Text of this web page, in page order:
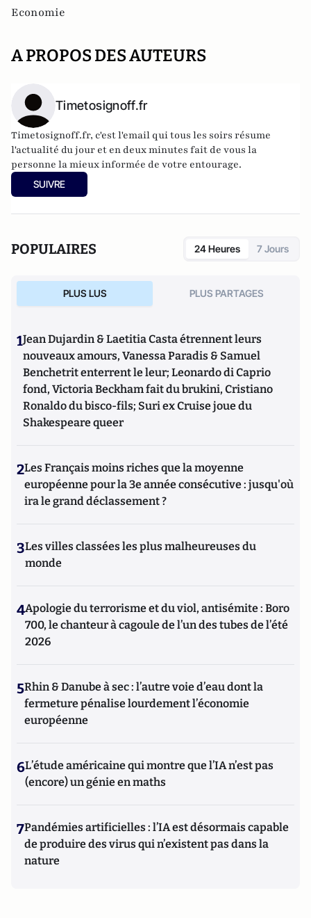
Economie
A PROPOS DES AUTEURS
Timetosignoff.fr
Timetosignoff.fr, c'est l'email qui tous les soirs résume
l'actualité du jour et en deux minutes fait de vous la
personne la mieux informée de votre entourage.
SUIVRE
POPULAIRES 24 Heures 7 Jours
PLUS LUS PLUS PARTAGES
1Jean Dujardin & Laetitia Casta étrennent leurs
nouveaux amours, Vanessa Paradis & Samuel
Benchetrit enterrent le leur; Leonardo di Caprio
fond, Victoria Beckham fait du brukini, Cristiano
Ronaldo du bisco-fils; Suri ex Cruise joue du
Shakespeare queer
2Les Français moins riches que la moyenne
européenne pour la 3e année consécutive : jusqu'où
ira le grand déclassement ?
3Les villes classées les plus malheureuses du
monde
4Apologie du terrorisme et du viol, antisémite : Boro
700, le chanteur à cagoule de l’un des tubes de l’été
2026
5Rhin & Danube à sec : l’autre voie d’eau dont la
fermeture pénalise lourdement l’économie
européenne
6L’étude américaine qui montre que l’IA n’est pas
(encore) un génie en maths
7Pandémies artificielles : l’IA est désormais capable
de produire des virus qui n’existent pas dans la
nature